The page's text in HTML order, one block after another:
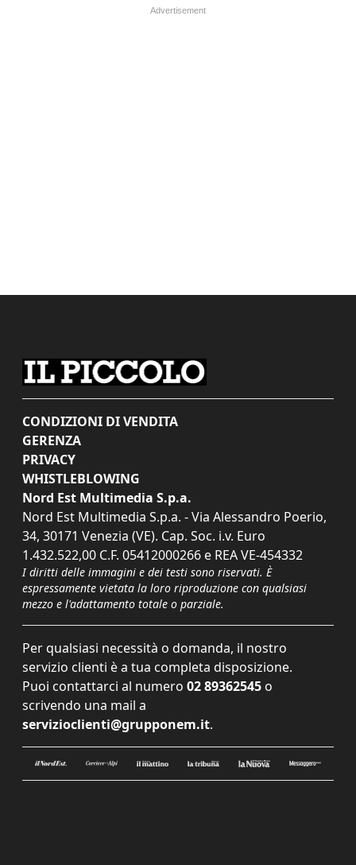
CONDIZIONI DI VENDITA
GERENZA
PRIVACY
WHISTLEBLOWING
Nord Est Multimedia S.p.a.
Nord Est Multimedia S.p.a. - Via Alessandro Poerio,
34, 30171 Venezia (VE). Cap. Soc. i.v. Euro
1.432.522,00 C.F. 05412000266 e REA VE-454332
I diritti delle immagini e dei testi sono riservati. È
espressamente vietata la loro riproduzione con qualsiasi
mezzo e l'adattamento totale o parziale.
Per qualsiasi necessità o domanda, il nostro
servizio clienti è a tua completa disposizione.
Puoi contattarci al numero 02 89362545 o
scrivendo una mail a
servizioclienti@grupponem.it.